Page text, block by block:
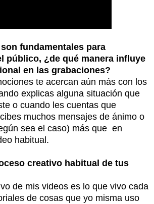
fundamentales para
público, ¿de qué manera influye
en las grabaciones?
te acercan aún más con los
explicas alguna situación que
o cuando les cuentas que
muchos mensajes de ánimo o
sea el caso) más que en
habitual.
creativo habitual de tus
de mis videos es lo que vivo cada
de cosas que yo misma uso